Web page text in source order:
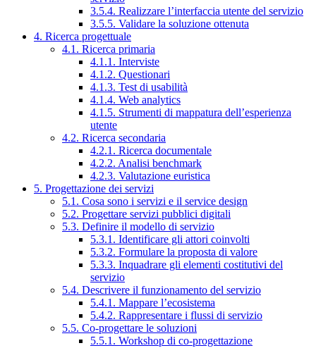
3.5.4. Realizzare l’interfaccia utente del servizio
3.5.5. Validare la soluzione ottenuta
4. Ricerca progettuale
4.1. Ricerca primaria
4.1.1. Interviste
4.1.2. Questionari
4.1.3. Test di usabilità
4.1.4. Web analytics
4.1.5. Strumenti di mappatura dell’esperienza
utente
4.2. Ricerca secondaria
4.2.1. Ricerca documentale
4.2.2. Analisi benchmark
4.2.3. Valutazione euristica
5. Progettazione dei servizi
5.1. Cosa sono i servizi e il service design
5.2. Progettare servizi pubblici digitali
5.3. Definire il modello di servizio
5.3.1. Identificare gli attori coinvolti
5.3.2. Formulare la proposta di valore
5.3.3. Inquadrare gli elementi costitutivi del
servizio
5.4. Descrivere il funzionamento del servizio
5.4.1. Mappare l’ecosistema
5.4.2. Rappresentare i flussi di servizio
5.5. Co-progettare le soluzioni
5.5.1. Workshop di co-progettazione